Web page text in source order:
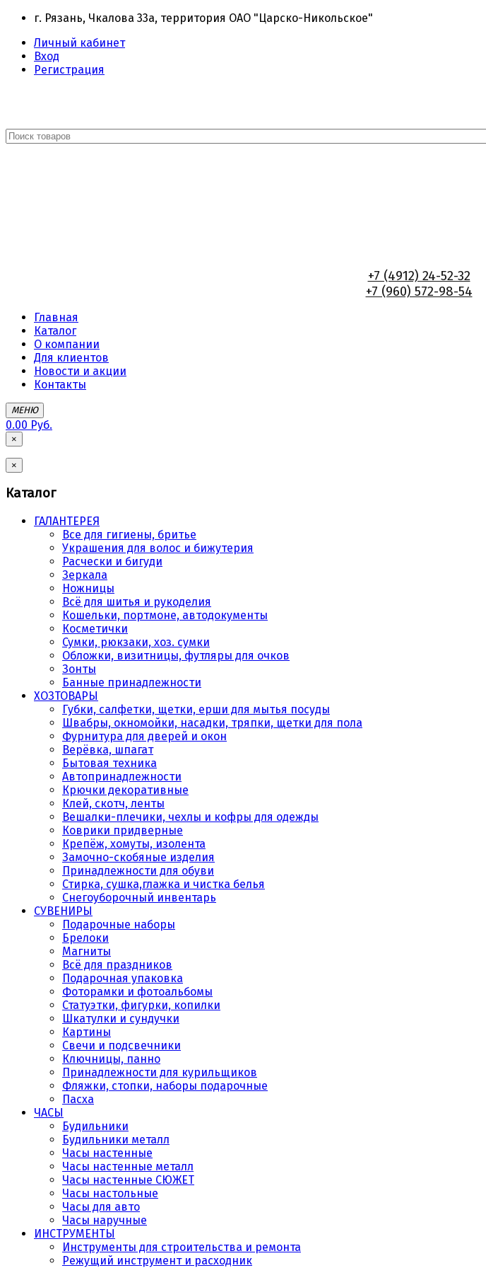
г. Рязань, Чкалова 33а, территория ОАО "Царско-Никольское"
Личный кабинет
Вход
Регистрация
+7 (4912) 24-52-32
+7 (960) 572-98-54
Главная
Каталог
О компании
Для клиентов
Новости и акции
Контакты
МЕНЮ
0.00 Руб.
×
×
Каталог
ГАЛАНТЕРЕЯ
Все для гигиены, бритье
Украшения для волос и бижутерия
Расчески и бигуди
Зеркала
Ножницы
Всё для шитья и рукоделия
Кошельки, портмоне, автодокументы
Косметички
Сумки, рюкзаки, хоз. сумки
Обложки, визитницы, футляры для очков
Зонты
Банные принадлежности
ХОЗТОВАРЫ
Губки, салфетки, щетки, ерши для мытья посуды
Швабры, окномойки, насадки, тряпки, щетки для пола
Фурнитура для дверей и окон
Верёвка, шпагат
Бытовая техника
Автопринадлежности
Крючки декоративные
Клей, скотч, ленты
Вешалки-плечики, чехлы и кофры для одежды
Коврики придверные
Крепёж, хомуты, изолента
Замочно-скобяные изделия
Принадлежности для обуви
Стирка, сушка,глажка и чистка белья
Снегоуборочный инвентарь
СУВЕНИРЫ
Подарочные наборы
Брелоки
Магниты
Всё для праздников
Подарочная упаковка
Фоторамки и фотоальбомы
Статуэтки, фигурки, копилки
Шкатулки и сундучки
Картины
Свечи и подсвечники
Ключницы, панно
Принадлежности для курильщиков
Фляжки, стопки, наборы подарочные
Пасха
ЧАСЫ
Будильники
Будильники металл
Часы настенные
Часы настенные металл
Часы настенные СЮЖЕТ
Часы настольные
Часы для авто
Часы наручные
ИНСТРУМЕНТЫ
Инструменты для строительства и ремонта
Режущий инструмент и расходник